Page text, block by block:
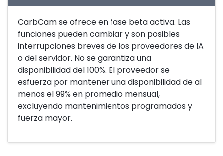
CarbCam se ofrece en fase beta activa. Las
funciones pueden cambiar y son posibles
interrupciones breves de los proveedores de IA
o del servidor. No se garantiza una
disponibilidad del 100%. El proveedor se
esfuerza por mantener una disponibilidad de al
menos el 99% en promedio mensual,
excluyendo mantenimientos programados y
fuerza mayor.